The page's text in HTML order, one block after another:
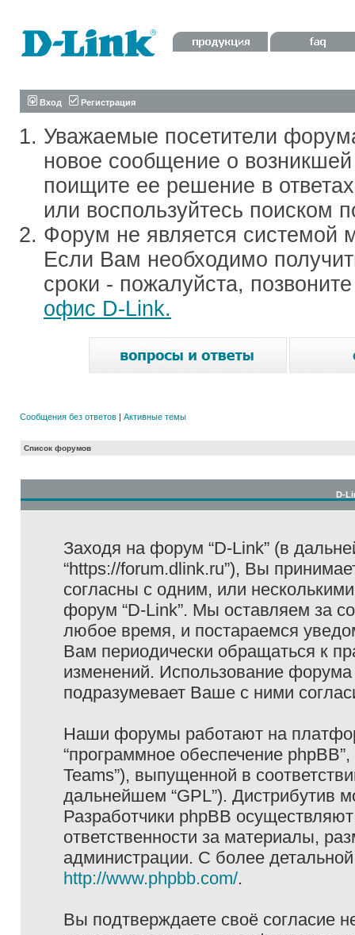
Вход Регистрация
Уважаемые посетители
новое сообщение о
поищите ее решение в
или воспользуйтесь поиском
Форум не является системой
Если Вам необходимо
сроки - пожалуйста,
офис D-Link.
Сообщения без ответов | Активные темы
Список форумов
D-
Заходя на форум “D-Link” (в
“https://forum.dlink.ru”), Вы
согласны с одним, или
форум “D-Link”. Мы оставляем за
любое время, и постараемся
Вам периодически обращаться к
изменений. Использование
подразумевает Ваше с ними
Наши форумы работают на
“программное обеспечение
Teams”), выпущенной в
дальнейшем “GPL”). Дистрибутив
Разработчики phpBB
ответственности за материалы,
администрации. С более
http://www.phpbb.com/.
Вы подтверждаете своё согласие